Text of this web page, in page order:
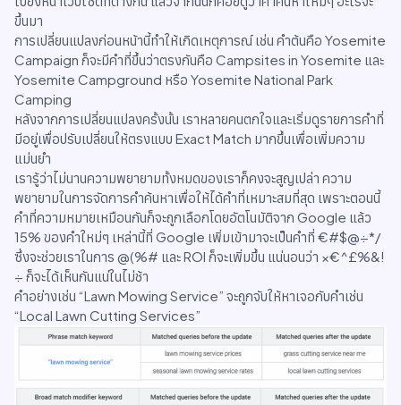
ขึ้นมา
การเปลี่ยนแปลงก่อนหน้านี้ทำให้เกิดเหตุการณ์ เช่น คำต้นคือ Yosemite
Campaign ก็จะมีคำที่ขึ้นว่าตรงกันคือ Campsites in Yosemite และ
Yosemite Campground หรือ Yosemite National Park
Camping
หลังจากการเปลี่ยนแปลงครั้งนั้น เราหลายคนตกใจและเริ่มดูรายการคำที่
มีอยู่เพื่อปรับเปลี่ยนให้ตรงแบบ Exact Match มากขึ้นเพื่อเพิ่มความ
แม่นยำ
เรารู้ว่าไม่นานความพยายามทั้งหมดของเราก็คงจะสูญเปล่า ความ
พยายามในการจัดการคำค้นหาเพื่อให้ได้คำที่เหมาะสมที่สุด เพราะตอนนี้
คำที่ความหมายเหมือนกันก็จะถูกเลือกโดยอัตโนมัติจาก Google แล้ว
15% ของคำใหม่ๆ เหล่านี้ที่ Google เพิ่มเข้ามาจะเป็นคำที่ €#$@÷*/
ซึ่งจะช่วยเราในการ @(%# และ ROI ก็จะเพิ่มขึ้น แน่นอนว่า ×€^£%&!
÷ ก็จะได้เห็นกันแน่ในไม่ช้า
คำอย่างเช่น “Lawn Mowing Service” จะถูกจับให้หาเจอกับคำเช่น
“Local Lawn Cutting Services”